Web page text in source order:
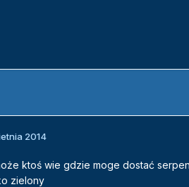
2014
ktoś wie gdzie moge dostać
zielony